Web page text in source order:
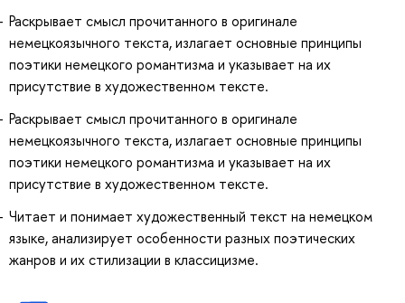
Раскрывает смысл прочитанного в оригинале
немецкоязычного текста, излагает основные принципы
поэтики немецкого романтизма и указывает на их
присутствие в художественном тексте.
Раскрывает смысл прочитанного в оригинале
немецкоязычного текста, излагает основные принципы
поэтики немецкого романтизма и указывает на их
присутствие в художественном тексте.
Читает и понимает художественный текст на немецком
языке, анализирует особенности разных поэтических
жанров и их стилизации в классицизме.